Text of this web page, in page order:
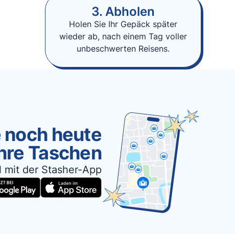
3. Abholen
Holen Sie Ihr Gepäck später
wieder ab, nach einem Tag voller
unbeschwerten Reisens.
noch heute
Taschen
mit der Stasher-App